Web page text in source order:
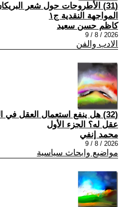
(31) الأطروحات حول شعر
المواجهة النقدية ج١
كاظم حسن سعيد
2026 / 8 / 9
الادب والفن
(32) هل ينفع استعمال العقل
عقل له؟ الجزء الأول
محمد إنفي
2026 / 8 / 9
مواضيع وابحاث سياسية